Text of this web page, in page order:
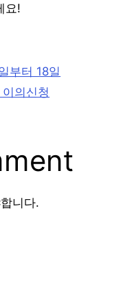
요!
부터 18일
의신청
니다.